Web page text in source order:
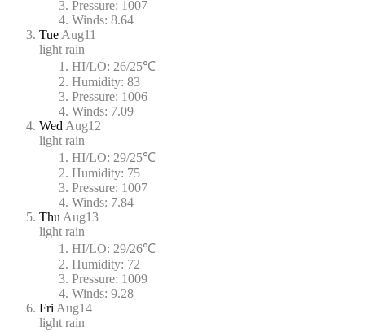
Pressure: 1007
Winds: 8.64
TueAug11
light rain
HI/LO: 26/25℃
Humidity: 83
Pressure: 1006
Winds: 7.09
WedAug12
light rain
HI/LO: 29/25℃
Humidity: 75
Pressure: 1007
Winds: 7.84
ThuAug13
light rain
HI/LO: 29/26℃
Humidity: 72
Pressure: 1009
Winds: 9.28
FriAug14
light rain